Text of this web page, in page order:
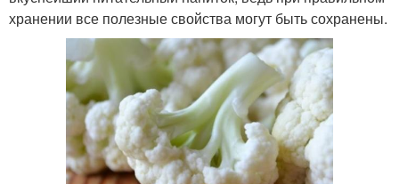
хранении все полезные свойства могут быть сохранены.